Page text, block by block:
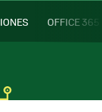
OFFICE 365